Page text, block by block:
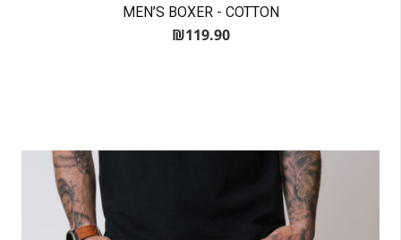
MEN’S BOXER - COTTON
₪119.90